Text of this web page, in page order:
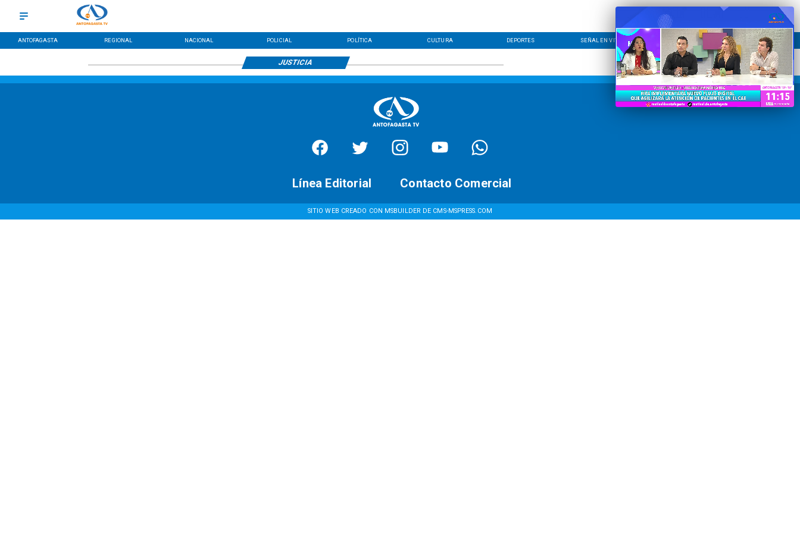
ANTOFAGASTA REGIONAL NACIONAL POLICIAL POLÍTICA CULTURA DEPORTES SEÑAL EN VIVO CONTACTO LÍNEA EDITORIAL
JUSTICIA
SITIO WEB CREADO CON MSBUILDER DE CMS-MSPRESS.COM
Contacto Comercial
Línea Editorial